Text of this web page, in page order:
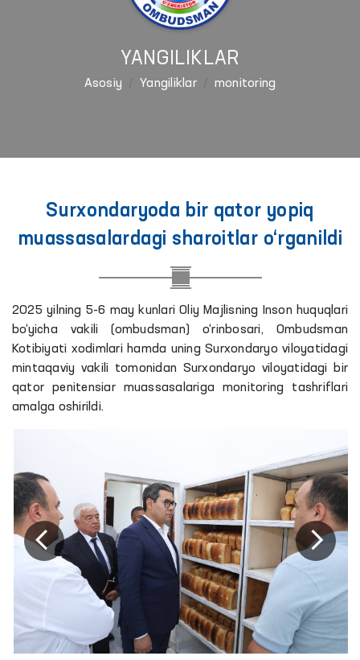
YANGILIKLAR
Asosiy Yangiliklar monitoring
Surxondaryoda bir qator yopiq
muassasalardagi sharoitlar o‘rganildi
2025 yilning 5-6 may kunlari Oliy Majlisning Inson huquqlari
bo‘yicha vakili (ombudsman) o‘rinbosari, Ombudsman
Kotibiyati xodimlari hamda uning Surxondaryo viloyatidagi
mintaqaviy vakili tomonidan Surxondaryo viloyatidagi bir
qator penitensiar muassasalariga monitoring tashriflari
amalga oshirildi.